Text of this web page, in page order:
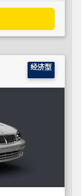
经济型